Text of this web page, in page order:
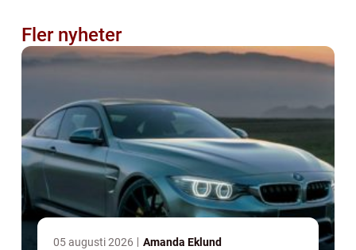
Fler nyheter
05 augusti 2026 Amanda Eklund